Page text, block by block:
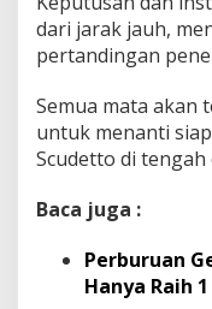
dari jarak jauh,
pertandingan
Semua mata akan
untuk menanti
Scudetto di tengah
Baca juga :
Perburuan
Hanya Raih